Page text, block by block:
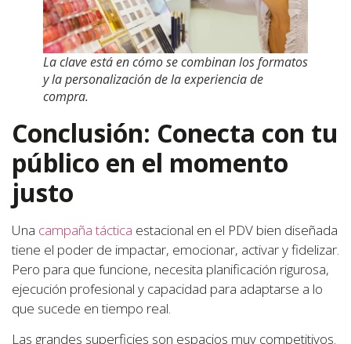
La clave está en cómo se combinan los formatos
y la personalización de la experiencia de
compra.
Conclusión: Conecta con tu
público en el momento
justo
Una campaña táctica estacional en el PDV bien diseñada
tiene el poder de impactar, emocionar, activar y fidelizar.
Pero para que funcione, necesita planificación rigurosa,
ejecución profesional y capacidad para adaptarse a lo
que sucede en tiempo real.
Las grandes superficies son espacios muy competitivos.